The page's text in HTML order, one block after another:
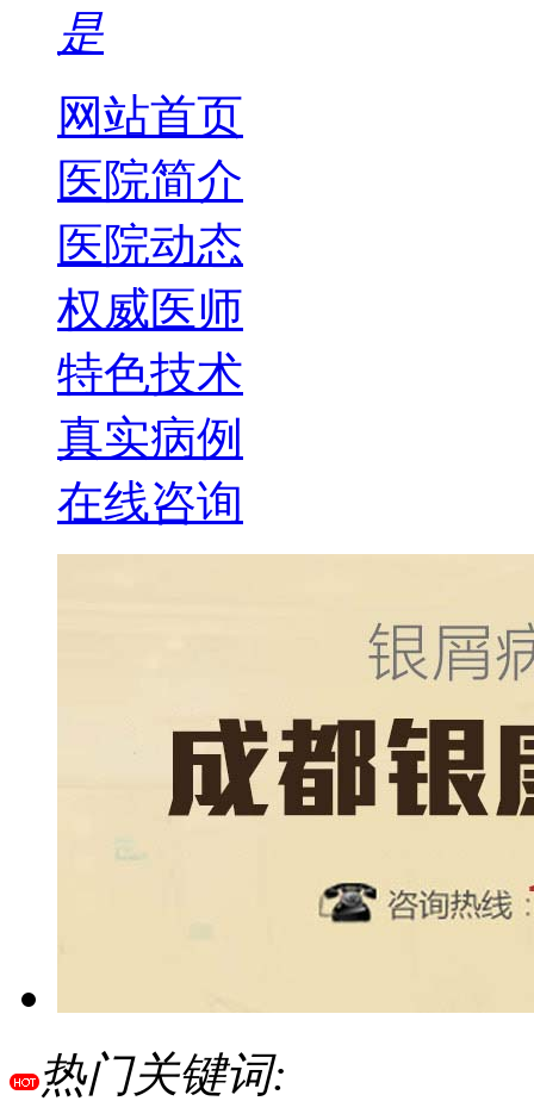
是
网站首页
医院简介
医院动态
权威医师
特色技术
真实病例
在线咨询
热门关键词: